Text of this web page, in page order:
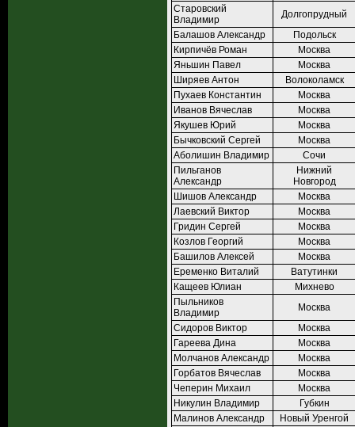
Старовский
Владимир
Долгопрудный
Балашов Александр
Подольск
Кирпичёв Роман
Москва
Яньшин Павел
Москва
Ширяев Антон
Волоколамск
Пухаев Константин
Москва
Иванов Вячеслав
Москва
Якушев Юрий
Москва
Бычковский Сергей
Москва
Аболишин Владимир
Сочи
Пильганов
Александр
Нижний
Новгород
Шишов Александр
Москва
Лаевский Виктор
Москва
Гридин Сергей
Москва
Козлов Георгий
Москва
Башилов Алексей
Москва
Еременко Виталий
Ватутинки
Кащеев Юлиан
Михнево
Пыльников
Владимир
Москва
Сидоров Виктор
Москва
Гареева Дина
Москва
Молчанов Александр
Москва
Горбатов Вячеслав
Москва
Чеперин Михаил
Москва
Никулин Владимир
Губкин
Малинов Александр
Новый Уренгой